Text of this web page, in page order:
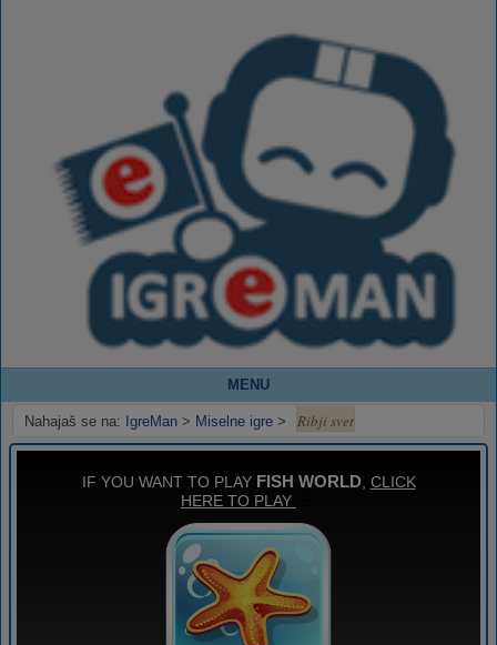
MENU
Nahajaš se na: IgreMan > Miselne igre > Ribji svet